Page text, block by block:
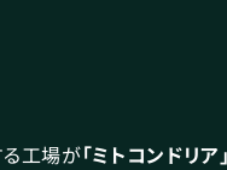
工場が「ミトコンドリア